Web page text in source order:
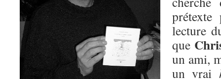
lecture
que
un ami,
un vrai